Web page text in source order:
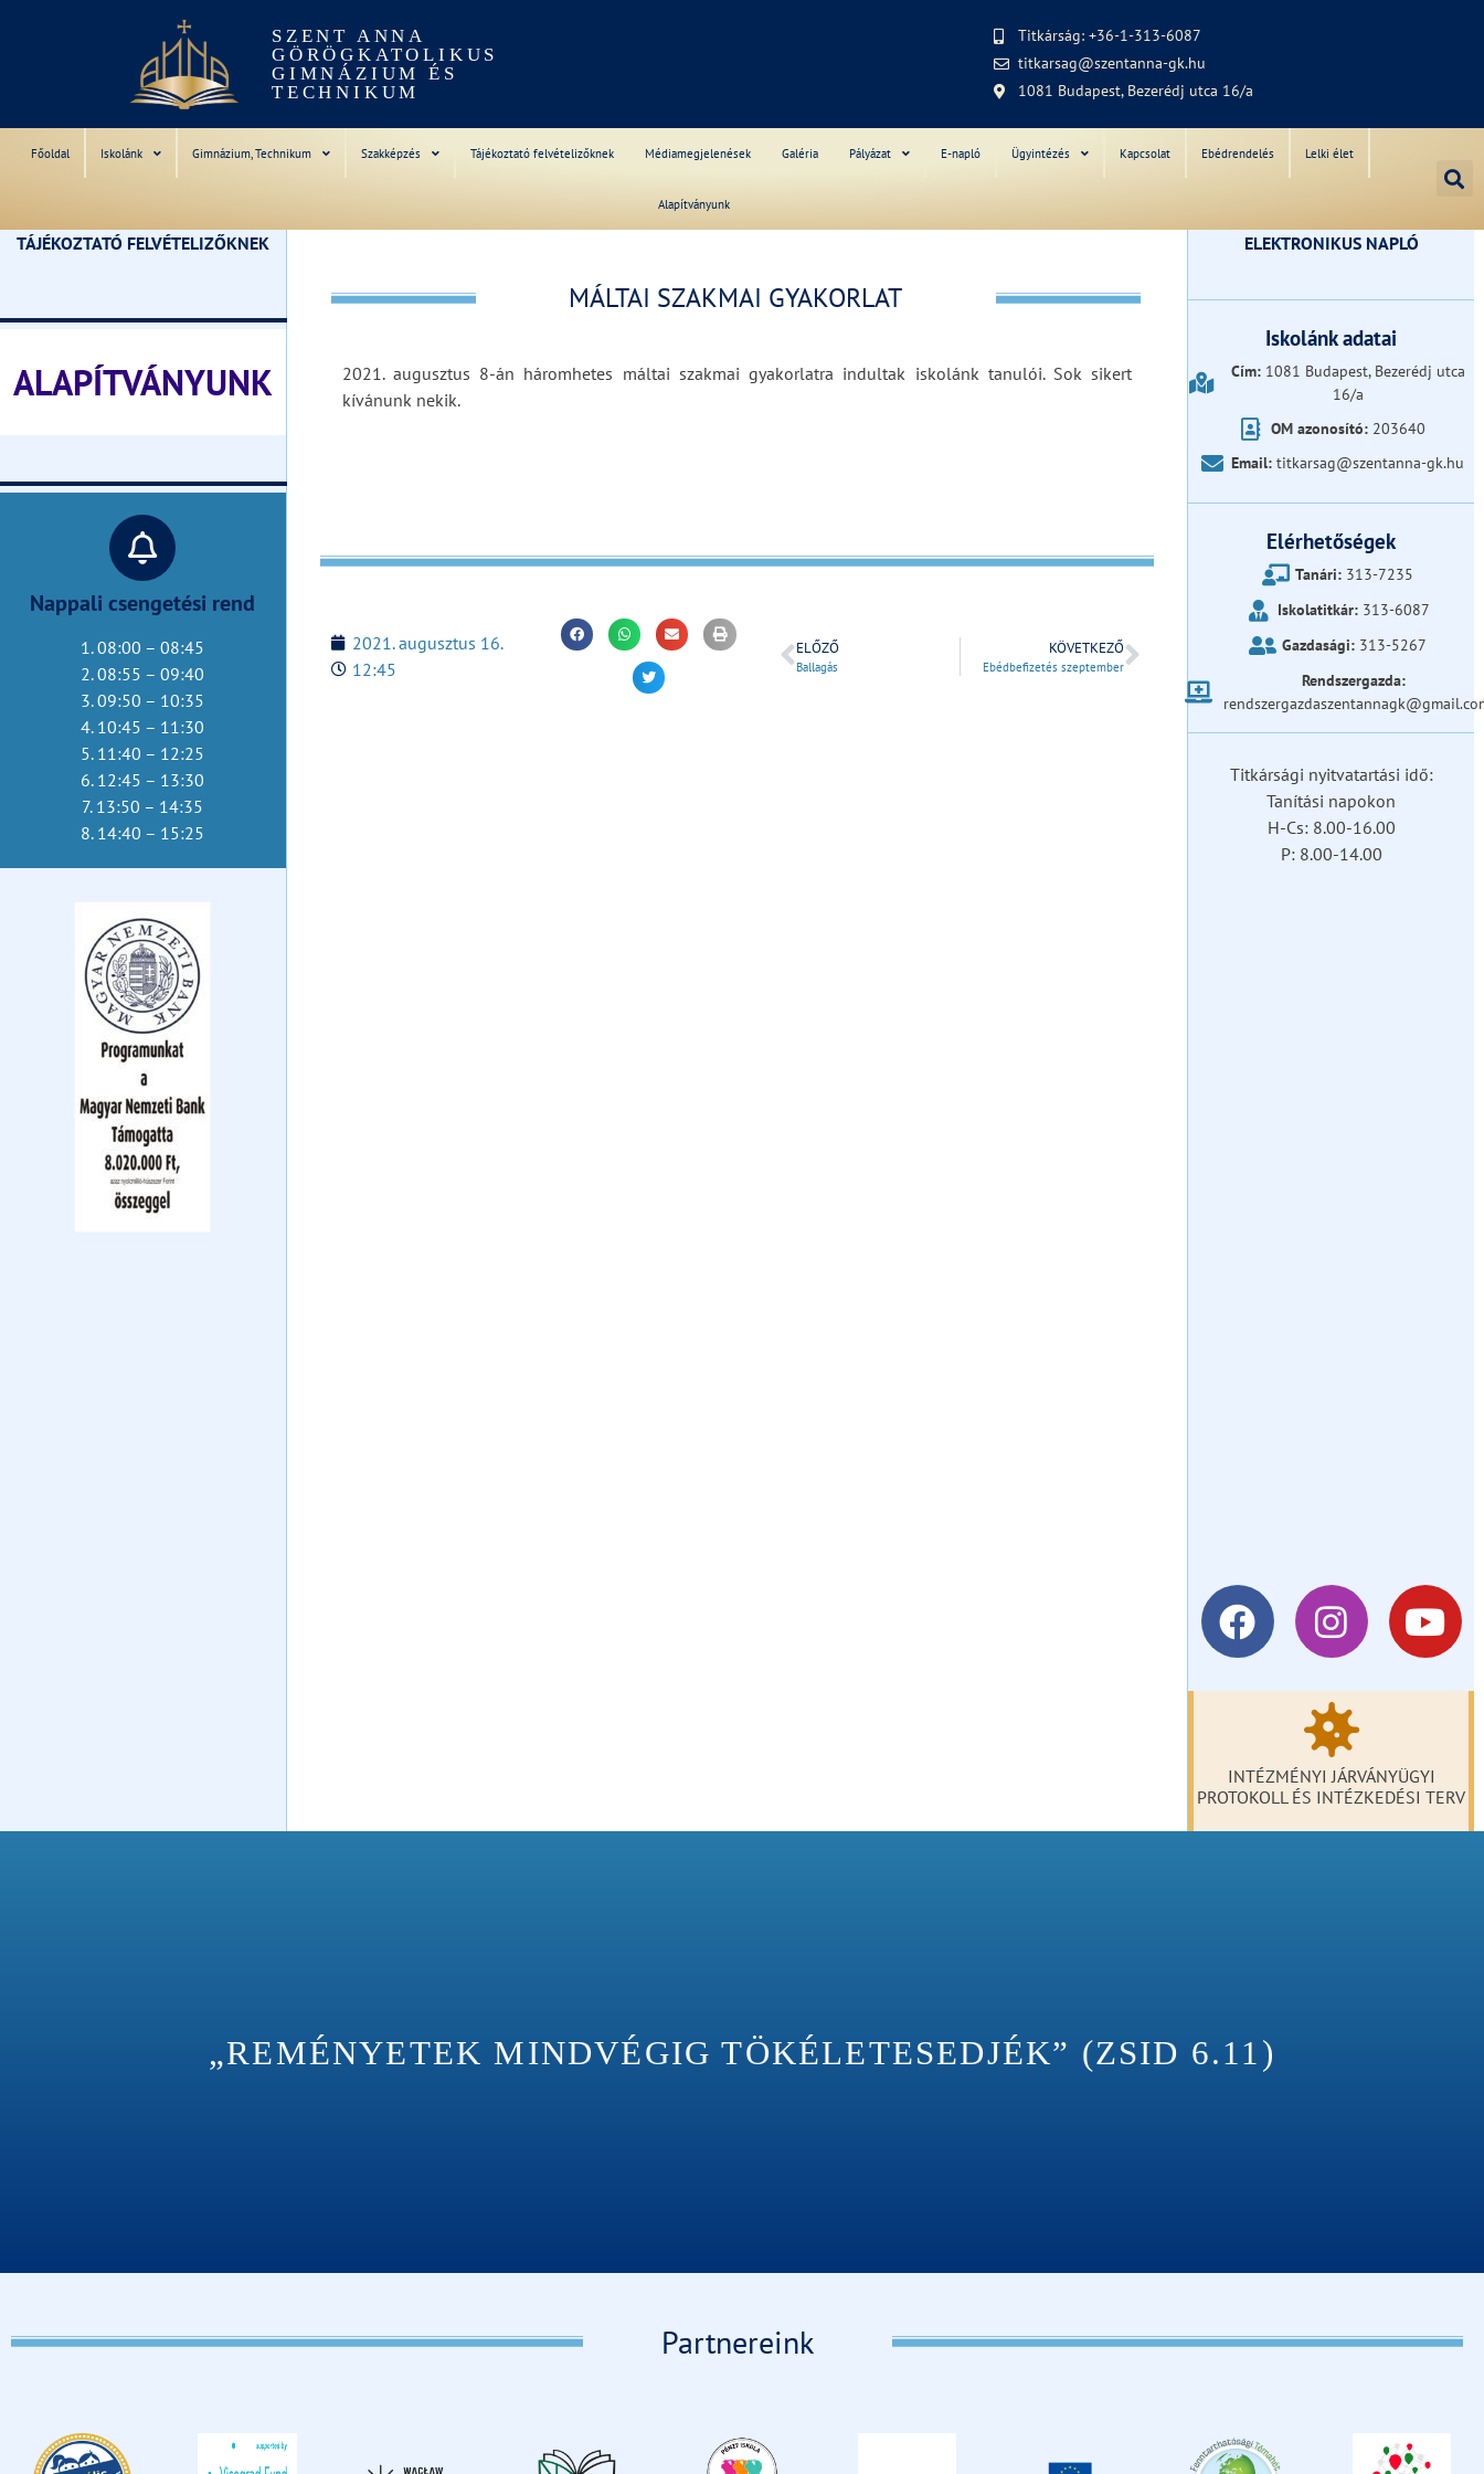
SZENT ANNA
GÖRÖGKATOLIKUS
GIMNÁZIUM ÉS
TECHNIKUM
Titkárság: +36-1-313-6087
titkarsag@szentanna-gk.hu
1081 Budapest, Bezerédj utca 16/a
Főoldal Iskolánk Gimnázium, Technikum Szakképzés Tájékoztató felvételizőknek Médiamegjelenések Galéria Pályázat E-napló Ügyintézés Kapcsolat Ebédrendelés Lelki élet
Alapítványunk
TÁJÉKOZTATÓ FELVÉTELIZŐKNEK
______________________________________
ALAPÍTVÁNYUNK
Nappali csengetési rend
1. 08:00 – 08:45
2. 08:55 – 09:40
3. 09:50 – 10:35
4. 10:45 – 11:30
5. 11:40 – 12:25
6. 12:45 – 13:30
7. 13:50 – 14:35
8. 14:40 – 15:25
MÁLTAI SZAKMAI GYAKORLAT
2021. augusztus 8-án háromhetes máltai szakmai gyakorlatra indultak iskolánk tanulói. Sok sikert
kívánunk nekik.
2021. augusztus 16.
12:45
ELŐZŐ
Ballagás
KÖVETKEZŐ
Ebédbefizetés szeptember
ELEKTRONIKUS NAPLÓ
Iskolánk adatai
Cím:1081 Budapest, Bezerédj utca
16/a
OM azonosító:203640
Email: titkarsag@szentanna-gk.hu
Elérhetőségek
Tanári:313-7235
Iskolatitkár: 313-6087
Gazdasági:313-5267
Rendszergazda:
Titkársági nyitvatartási idő:
Tanítási napokon
H-Cs: 8.00-16.00
P: 8.00-14.00
INTÉZMÉNYI JÁRVÁNYÜGYI
PROTOKOLL ÉS INTÉZKEDÉSI TERV
„REMÉNYETEK MINDVÉGIG TÖKÉLETESEDJÉK” (ZSID 6.11)
Partnereink